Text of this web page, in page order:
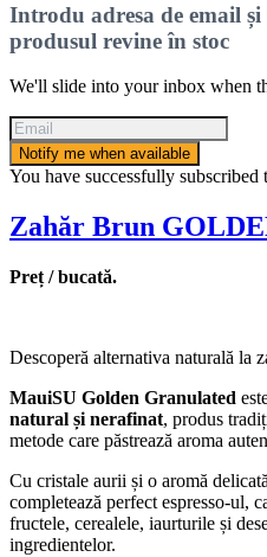
Introdu adresa de email
produsul revine în stoc
We'll slide into your inbox when
Notify me when available
You have successfully subscribed
Zahăr Brun
Preț / bucată.
Descoperă alternativa naturală la
MauiSU Golden Granulated
natural și nerafinat, produs
metode care păstrează aroma
Cu cristale aurii și o aromă
completează perfect espresso-ul,
fructele, cerealele, iaurturile și
ingredientelor.